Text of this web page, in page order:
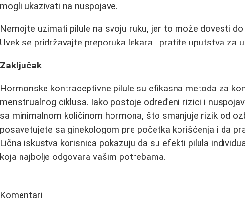
mogli ukazivati na nuspojave.
Nemojte uzimati pilule na svoju ruku, jer to može dovesti
Uvek se pridržavajte preporuka lekara i pratite uputstva za
Zaključak
Hormonske kontraceptivne pilule su efikasna metoda za
menstrualnog ciklusa. Iako postoje određeni rizici i
sa minimalnom količinom hormona, što smanjuje rizik od
posavetujete sa ginekologom pre početka korišćenja i da
Lična iskustva korisnica pokazuju da su efekti pilula
koja najbolje odgovara vašim potrebama.
Komentari